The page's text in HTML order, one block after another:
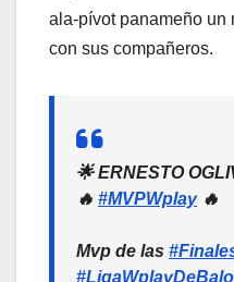
ala-pívot panameño un
con sus compañeros.
🌟 ERNESTO
🔥 #MVPWplay🔥
Mvp de las